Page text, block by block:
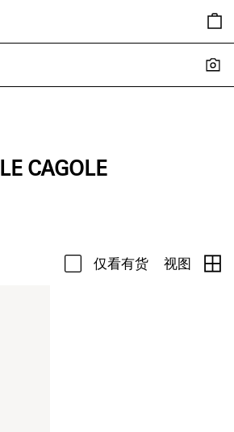
LE CAGOLE
仅看有货 视图